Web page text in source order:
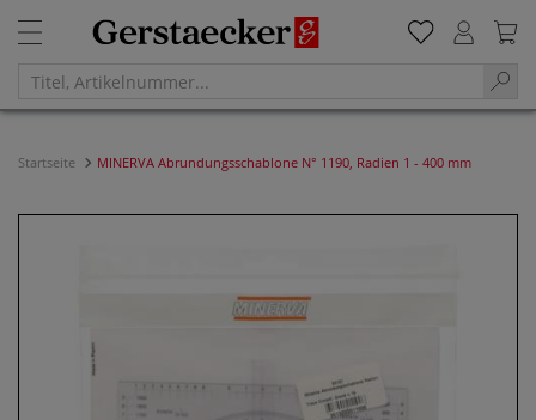
Startseite MINERVA Abrundungsschablone N° 1190, Radien 1 - 400 mm